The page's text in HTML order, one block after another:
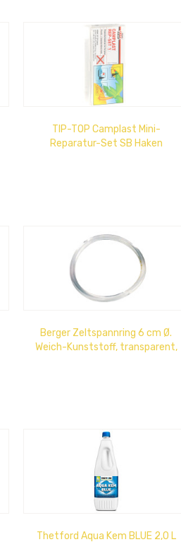
TIP-TOP Camplast Mini-
Reparatur-Set SB Haken
Berger Zeltspannring 6 cm Ø.
Weich-Kunststoff, transparent,
Thetford Aqua Kem BLUE 2,0 L